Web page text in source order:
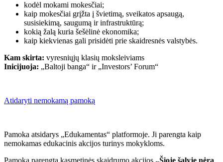
kodėl mokami mokesčiai;
kaip mokesčiai grįžta į švietimą, sveikatos apsaugą,
susisiekimą, saugumą ir infrastruktūrą;
kokią žalą kuria šešėlinė ekonomika;
kaip kiekvienas gali prisidėti prie skaidresnės valstybės.
Kam skirta: vyresniųjų klasių moksleiviams
Inicijuoja: „Baltoji banga“ ir „Investors’ Forum“
Atidaryti nemokamą pamoką
Pamoka atsidarys „Edukamentas“ platformoje. Ji parengta kaip
nemokamas edukacinis akcijos turinys mokykloms.